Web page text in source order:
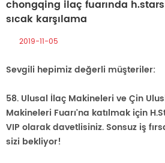
chongqing ilaç fuarında
sıcak karşılama
2019-11-05
Sevgili hepimizdeğerli müşteriler:
58. Ulusal İlaç Makineleri ve Çin
Makineleri Fuarı'na katılmak için
VIP olarak davetlisiniz. Sonsuz iş
sizi bekliyor!